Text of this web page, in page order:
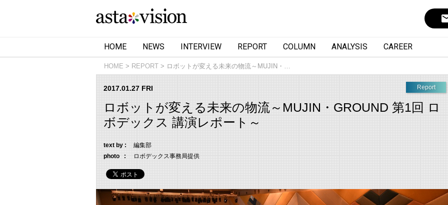
HOME NEWS INTERVIEW REPORT COLUMN ANALYSIS CAREER
HOME REPORT ロボットが変える未来の物流～MUJIN・…
Report
2017.01.27 FRI
ロボットが変える未来の物流～MUJIN・GROUND 第1回 ロ
ボデックス 講演レポート～
text by :
編集部
photo :
ロボデックス事務局提供